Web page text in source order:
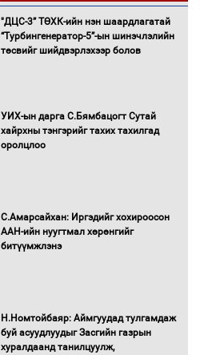
"ДЦС-3” ТӨХК-ийн нэн шаардлагатай
“Турбингенератор-5”-ын шинэчлэлийн
төсвийг шийдвэрлэхээр болов
УИХ-ын дарга С.Бямбацогт Сутай
хайрхны тэнгэрийг тахих тахилгад
оролцлоо
С.Амарсайхан: Иргэдийг хохироосон
ААН-ийн нуугтмал хөрөнгийг
битүүмжлэнэ
Н.Номтойбаяр: Аймгуудад тулгамдаж
буй асуудлуудыг Засгийн газрын
хуралдаанд танилцуулж,